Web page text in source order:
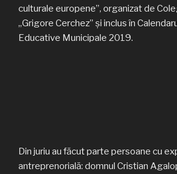
culturale europene”, organizat de
„Grigore Cerchez” și inclus în
Educative Municipale 2019.
Din juriu au făcut parte persoane cu
antreprenorială: domnul Cristian